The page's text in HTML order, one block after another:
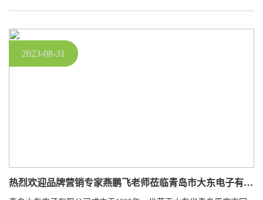
2023-08-31
热烈欢迎品牌营销专家燕鹏飞老师莅临青岛市大东电子有限公司指导工作